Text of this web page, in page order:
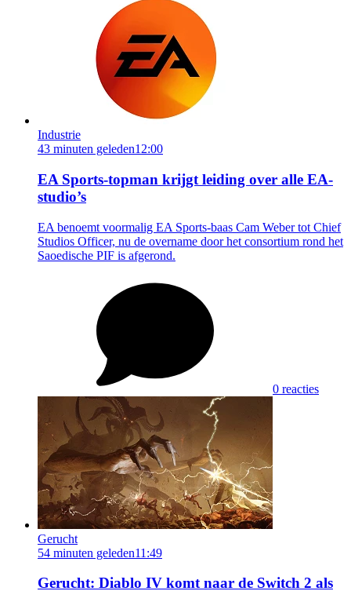
Industrie
43 minuten geleden12:00
EA Sports-topman krijgt leiding over alle EA-
studio’s
EA benoemt voormalig EA Sports-baas Cam Weber tot Chief
Studios Officer, nu de overname door het consortium rond het
Saoedische PIF is afgerond.
0 reacties
Gerucht
54 minuten geleden11:49
Gerucht: Diablo IV komt naar de Switch 2 als